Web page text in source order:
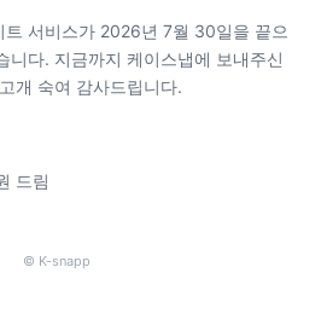
트 서비스가 2026년 7월 30일을 끝으
니다. 지금까지 케이스냅에 보내주신
개 숙여 감사드립니다.
드림
© K-snapp